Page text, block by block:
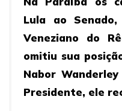
Lula ao
Veneziano do
omitiu sua
Nabor
Presidente, ele